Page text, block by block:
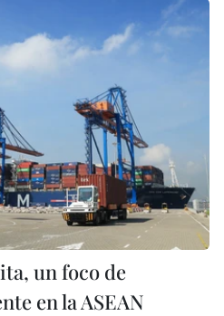
un foco de
en la ASEAN